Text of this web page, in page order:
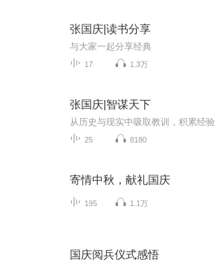
张国庆|读书分享
与大家一起分享经典
17 1.3万
张国庆|智谋天下
从历史与现实中吸取教训，积累经验
25 8180
寄情中秋，献礼国庆
195 1.1万
国庆阅兵仪式感悟